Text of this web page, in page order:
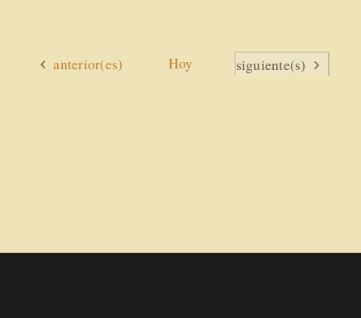
Actividades
anterior(es) Hoy Actividades
siguiente(s)